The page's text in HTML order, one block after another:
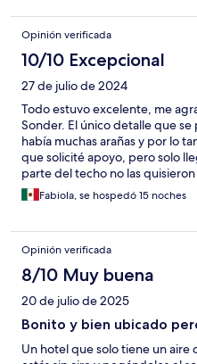
Opinión verificada
10/10 Excepcional
27 de julio de 2024
Todo estuvo excelente, me
Sonder. El único detalle que
había muchas arañas y por lo
que solicité apoyo, pero solo
parte del techo no las
Fabiola, se hospedó 15 noches
Opinión verificada
8/10 Muy buena
20 de julio de 2025
Bonito y bien ubicado
Un hotel que solo tiene un aire